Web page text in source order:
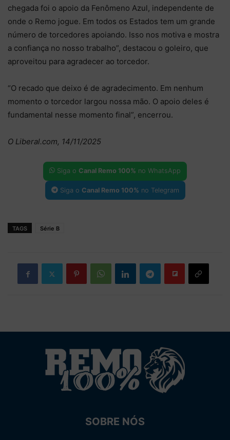
chegada foi o apoio da Fenômeno Azul, independente de
onde o Remo jogue. Em todos os Estados tem um grande
número de torcedores apoiando. Isso nos motiva e mostra
a confiança no nosso trabalho”, destacou o goleiro, que
aproveitou para agradecer ao torcedor.
“O recado que deixo é de agradecimento. Em nenhum
momento o torcedor largou nossa mão. O apoio deles é
fundamental nesse momento final”, encerrou.
O Liberal.com, 14/11/2025
Siga o Canal Remo 100% no WhatsApp
Siga o Canal Remo 100% no Telegram
TAGS Série B
SOBRE NÓS